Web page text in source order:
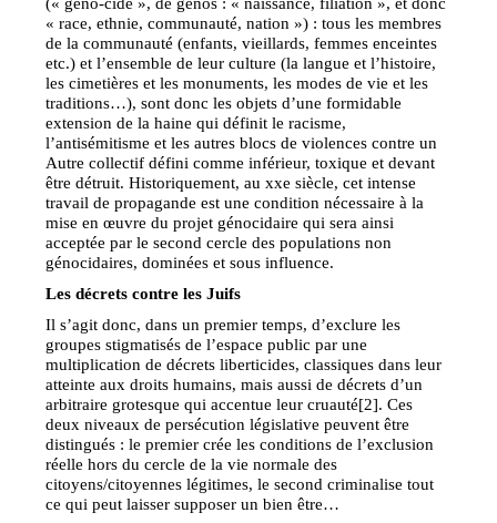
« race, ethnie, communauté, nation ») : tous les membres
de la communauté (enfants, vieillards, femmes enceintes
etc.) et l’ensemble de leur culture (la langue et l’histoire,
les cimetières et les monuments, les modes de vie et les
traditions…), sont donc les objets d’une formidable
extension de la haine qui définit le racisme,
l’antisémitisme et les autres blocs de violences contre un
Autre collectif défini comme inférieur, toxique et devant
être détruit. Historiquement, au xxe siècle, cet intense
travail de propagande est une condition nécessaire à la
mise en œuvre du projet génocidaire qui sera ainsi
acceptée par le second cercle des populations non
génocidaires, dominées et sous influence.
Les décrets contre les Juifs
Il s’agit donc, dans un premier temps, d’exclure les
groupes stigmatisés de l’espace public par une
multiplication de décrets liberticides, classiques dans leur
atteinte aux droits humains, mais aussi de décrets d’un
arbitraire grotesque qui accentue leur cruauté[2]. Ces
deux niveaux de persécution législative peuvent être
distingués : le premier crée les conditions de l’exclusion
réelle hors du cercle de la vie normale des
citoyens/citoyennes légitimes, le second criminalise tout
ce qui peut laisser supposer un bien être…